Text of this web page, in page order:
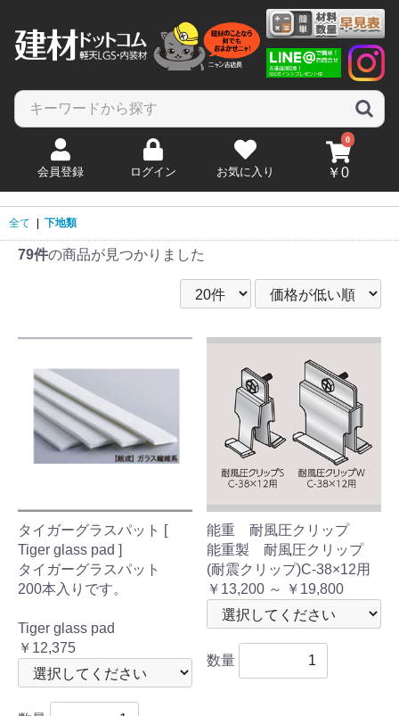
会員登録 ログイン お気に入り
0
￥0
全て | 下地類
79件の商品が見つかりました
タイガーグラスパット [
Tiger glass pad ]
タイガーグラスパット
200本入りです。
Tiger glass pad
￥12,375
能重 耐風圧クリップ
能重製 耐風圧クリップ
(耐震クリップ)C-38×12用
￥13,200 ～ ￥19,800
数量